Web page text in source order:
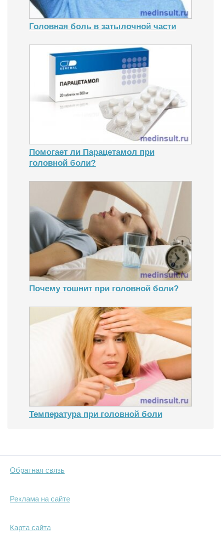
Головная боль в затылочной части
Помогает ли Парацетамол при
головной боли?
Почему тошнит при головной боли?
Температура при головной боли
Обратная связь
Реклама на сайте
Карта сайта